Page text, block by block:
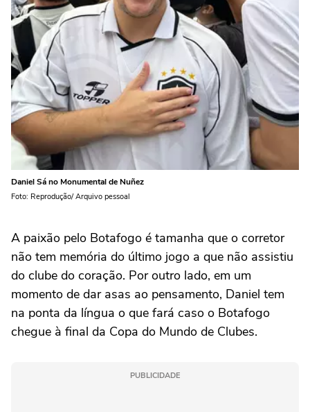
Daniel Sá no Monumental de Nuñez
Foto: Reprodução/ Arquivo pessoal
A paixão pelo Botafogo é tamanha que o corretor
não tem memória do último jogo a que não assistiu
do clube do coração. Por outro lado, em um
momento de dar asas ao pensamento, Daniel tem
na ponta da língua o que fará caso o Botafogo
chegue à final da Copa do Mundo de Clubes.
PUBLICIDADE